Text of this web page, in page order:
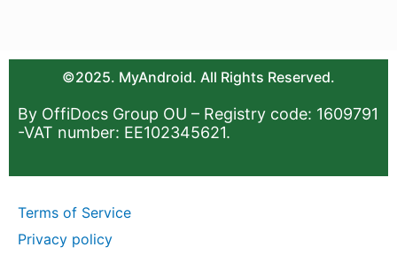
©2025. MyAndroid. All Rights Reserved.
By OffiDocs Group OU – Registry code: 1609791
-VAT number: EE102345621.
Terms of Service
Privacy policy